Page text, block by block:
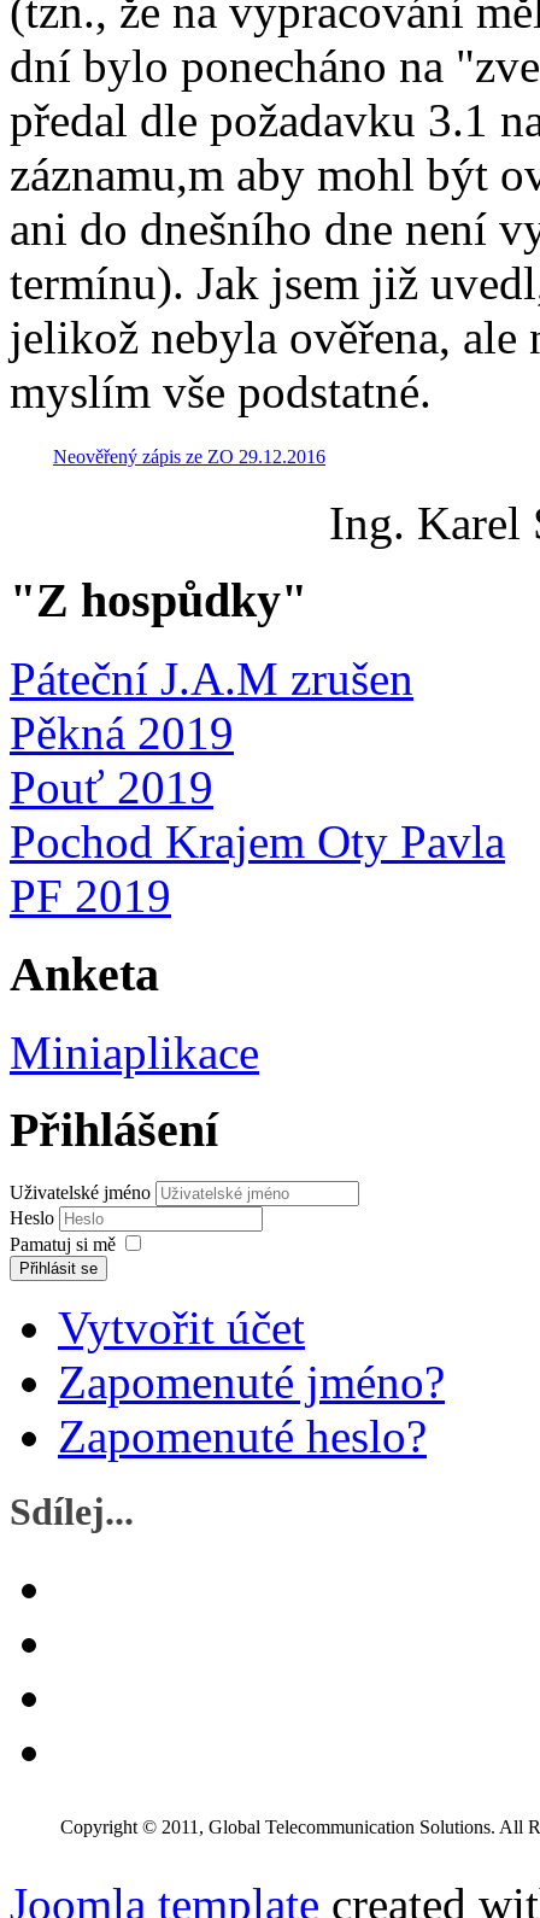
(tzn., že na vypracování
dní bylo ponecháno na
předal dle požadavku 3.1
záznamu,m aby mohl být
ani do dnešního dne není
termínu). Jak jsem již
jelikož nebyla ověřena, ale
myslím vše podstatné.
Neověřený zápis ze ZO 29.12.2016
Ing. Karel
"Z hospůdky"
Páteční J.A.M zrušen
Pěkná 2019
Pouť 2019
Pochod Krajem Oty Pavla
PF 2019
Anketa
Miniaplikace
Přihlášení
Uživatelské jméno
Heslo
Pamatuj si mě
Přihlásit se
Vytvořit účet
Zapomenuté jméno?
Zapomenuté heslo?
Sdílej...
Copyright © 2011, Global Telecommunication Solutions. All
Joomla template created